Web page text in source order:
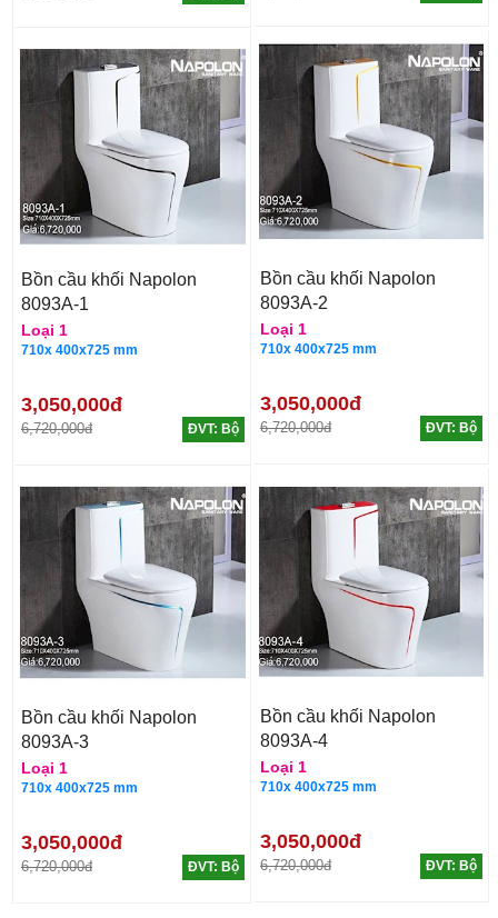
Bồn cầu khối Napolon
8093A-1
Loại 1
710x 400x725 mm
3,050,000đ
6,720,000đ ĐVT: Bộ
Bồn cầu khối Napolon
8093A-2
Loại 1
710x 400x725 mm
3,050,000đ
6,720,000đ ĐVT: Bộ
Bồn cầu khối Napolon
8093A-3
Loại 1
710x 400x725 mm
3,050,000đ
6,720,000đ ĐVT: Bộ
Bồn cầu khối Napolon
8093A-4
Loại 1
710x 400x725 mm
3,050,000đ
6,720,000đ ĐVT: Bộ